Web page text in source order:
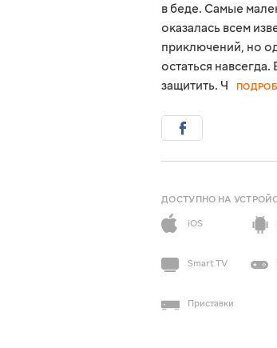
в беде. Самые
оказалась всем
приключений, но
остаться
защитить. Ч
ДОСТУПНО НА
iOS
Smart TV
Приставки